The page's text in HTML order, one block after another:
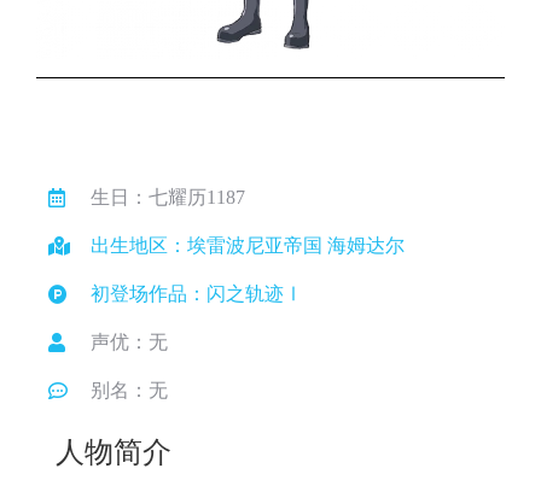
生日：七耀历1187
出生地区：埃雷波尼亚帝国 海姆达尔
初登场作品：闪之轨迹Ⅰ
声优：无
别名：无
人物简介